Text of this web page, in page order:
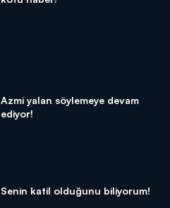
Azmi yalan söylemeye devam
ediyor!
Senin katil olduğunu biliyorum!